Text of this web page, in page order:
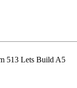
513 Lets Build A5